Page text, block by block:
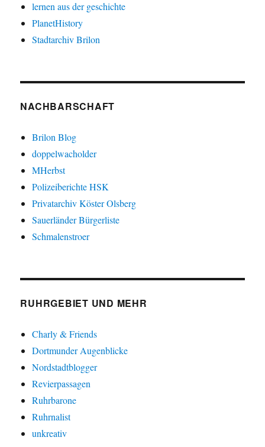
lernen aus der geschichte
PlanetHistory
Stadtarchiv Brilon
NACHBARSCHAFT
Brilon Blog
doppelwacholder
MHerbst
Polizeiberichte HSK
Privatarchiv Köster Olsberg
Sauerländer Bürgerliste
Schmalenstroer
RUHRGEBIET UND MEHR
Charly & Friends
Dortmunder Augenblicke
Nordstadtblogger
Revierpassagen
Ruhrbarone
Ruhrnalist
unkreativ